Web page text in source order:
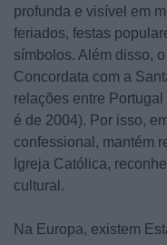
profunda e visível em
feriados, festas
símbolos. Além disso,
Concordata com a
relações entre
é de 2004). Por isso,
confessional, mantém
Igreja Católica,
cultural.
Na Europa, existem